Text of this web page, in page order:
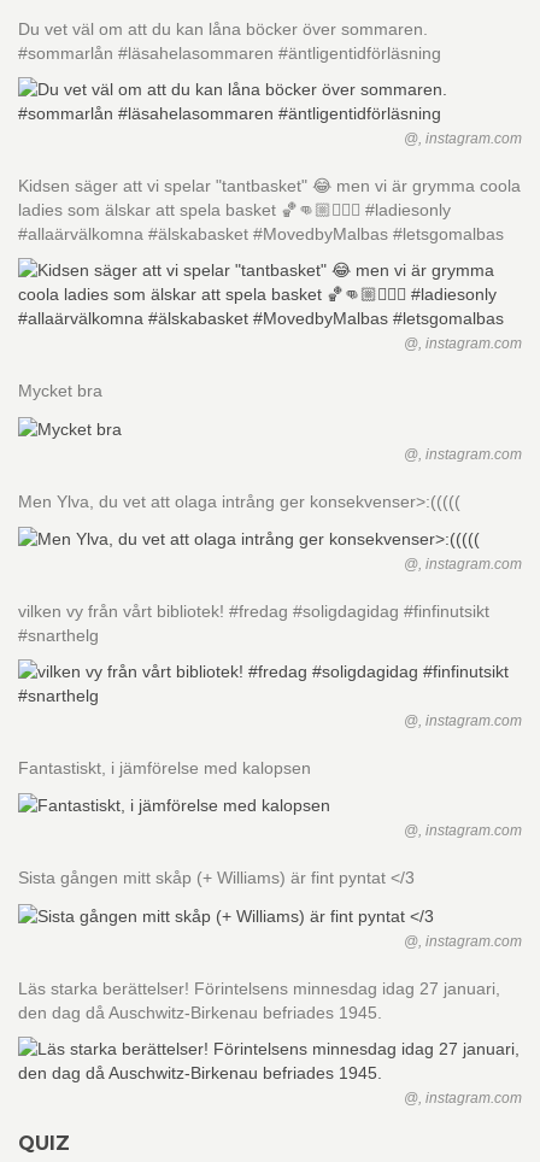
Du vet väl om att du kan låna böcker över sommaren.
#sommarlån #läsahelasommaren #äntligentidförläsning
@, instagram.com
Kidsen säger att vi spelar "tantbasket" 😂 men vi är grymma coola
ladies som älskar att spela basket 🏀👊🏼⛹🏽‍♀️ #ladiesonly
#allaärvälkomna #älskabasket #MovedbyMalbas #letsgomalbas
@, instagram.com
Mycket bra
@, instagram.com
Men Ylva, du vet att olaga intrång ger konsekvenser>:(((((
@, instagram.com
vilken vy från vårt bibliotek! #fredag #soligdagidag #finfinutsikt
#snarthelg
@, instagram.com
Fantastiskt, i jämförelse med kalopsen
@, instagram.com
Sista gången mitt skåp (+ Williams) är fint pyntat </3
@, instagram.com
Läs starka berättelser! Förintelsens minnesdag idag 27 januari,
den dag då Auschwitz-Birkenau befriades 1945.
@, instagram.com
QUIZ